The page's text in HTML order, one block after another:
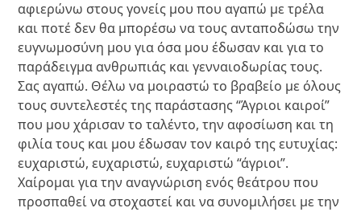
αφιερώνω στους γονείς μου που αγαπώ με τρέλα
και ποτέ δεν θα μπορέσω να τους ανταποδώσω την
ευγνωμοσύνη μου για όσα μου έδωσαν και για το
παράδειγμα ανθρωπιάς και γενναιοδωρίας τους.
Σας αγαπώ. Θέλω να μοιραστώ το βραβείο με όλους
τους συντελεστές της παράστασης “Άγριοι καιροί”
που μου χάρισαν το ταλέντο, την αφοσίωση και τη
φιλία τους και μου έδωσαν τον καιρό της ευτυχίας:
ευχαριστώ, ευχαριστώ, ευχαριστώ “άγριοι”.
Χαίρομαι για την αναγνώριση ενός θεάτρου που
προσπαθεί να στοχαστεί και να συνομιλήσει με την